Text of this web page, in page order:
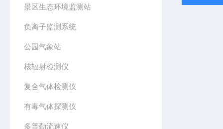
景区生态环境监测站
负离子监测系统
公园气象站
核辐射检测仪
复合气体检测仪
有毒气体探测仪
多普勒流速仪